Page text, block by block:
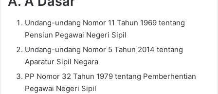
Undang-undang Nomor 11 Tahun 1969 tentang
Pensiun Pegawai Negeri Sipil
Undang-undang Nomor 5 Tahun 2014 tentang
Aparatur Sipil Negara
PP Nomor 32 Tahun 1979 tentang Pemberhentian
Pegawai Negeri Sipil